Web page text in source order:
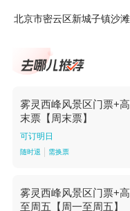
北京市密云区新城子镇沙
雾灵西峰风景区门票+
末票【周末票】
可订明日
随时退 需换票
雾灵西峰风景区门票+
至周五【周一至周五】